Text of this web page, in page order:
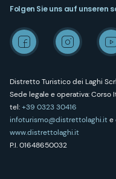
Distretto Turistico dei Laghi Scrl
Sede legale e operativa: Corso
tel:+39 0323 30416
infoturismo@distrettolaghi.ite
www.distrettolaghi.it
P.I. 01648650032
Folgen Sie uns auf unseren